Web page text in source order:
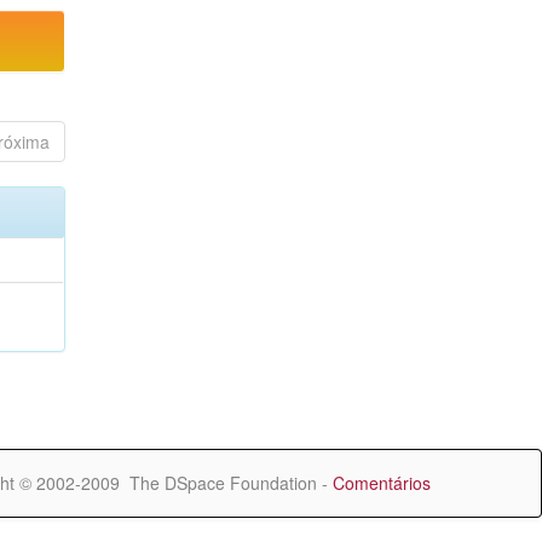
© 2002-2009 The DSpace Foundation - Comentários